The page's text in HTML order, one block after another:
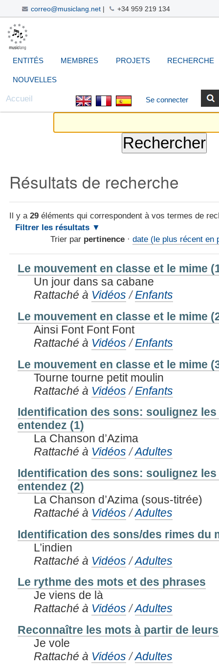
correo@musiclang.net| +34 959 219 134
Aller
au
contenu.
navigation
Navigation
ENTITÉS MEMBRES PROJETS RECHERCHE
NOUVELLES
Se connecter
Accueil
Résultats de recherche
Il y a29 éléments qui correspondent à vos termes de
Filtrer les résultats
Trier par pertinence · date (le plus récent en
Le mouvement en classe et le mime
Un jour dans sa cabane
Rattaché à Vidéos /Enfants
Le mouvement en classe et le mime
Ainsi Font Font Font
Rattaché à Vidéos /Enfants
Le mouvement en classe et le mime
Tourne tourne petit moulin
Rattaché à Vidéos /Enfants
Identification des sons: soulignez
entendez (1)
La Chanson d’Azima
Rattaché à Vidéos /Adultes
Identification des sons: soulignez
entendez (2)
La Chanson d’Azima (sous-titrée)
Rattaché à Vidéos /Adultes
Identification des sons/des rimes du
L’indien
Rattaché à Vidéos /Adultes
Le rythme des mots et des phrases
Je viens de là
Rattaché à Vidéos /Adultes
Reconnaître les mots à partir de
Je vole
Rattaché à Vidéos /Adultes